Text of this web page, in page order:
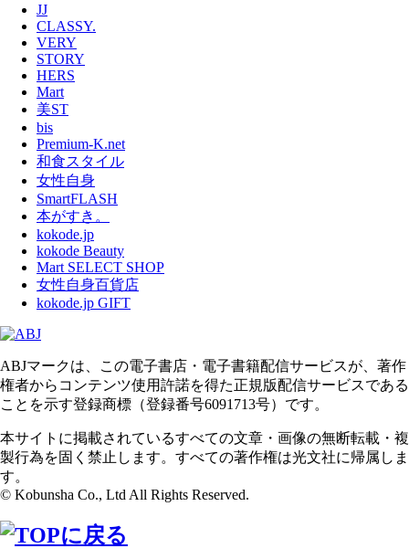
JJ
CLASSY.
VERY
STORY
HERS
Mart
美ST
bis
Premium-K.net
和食スタイル
女性自身
SmartFLASH
本がすき。
kokode.jp
kokode Beauty
Mart SELECT SHOP
女性自身百貨店
kokode.jp GIFT
ABJマークは、この電子書店・電子書籍配信サービスが、著作
権者からコンテンツ使用許諾を得た正規版配信サービスである
ことを示す登録商標（登録番号6091713号）です。
本サイトに掲載されているすべての文章・画像の無断転載・複
製行為を固く禁止します。すべての著作権は光文社に帰属しま
す。
© Kobunsha Co., Ltd All Rights Reserved.